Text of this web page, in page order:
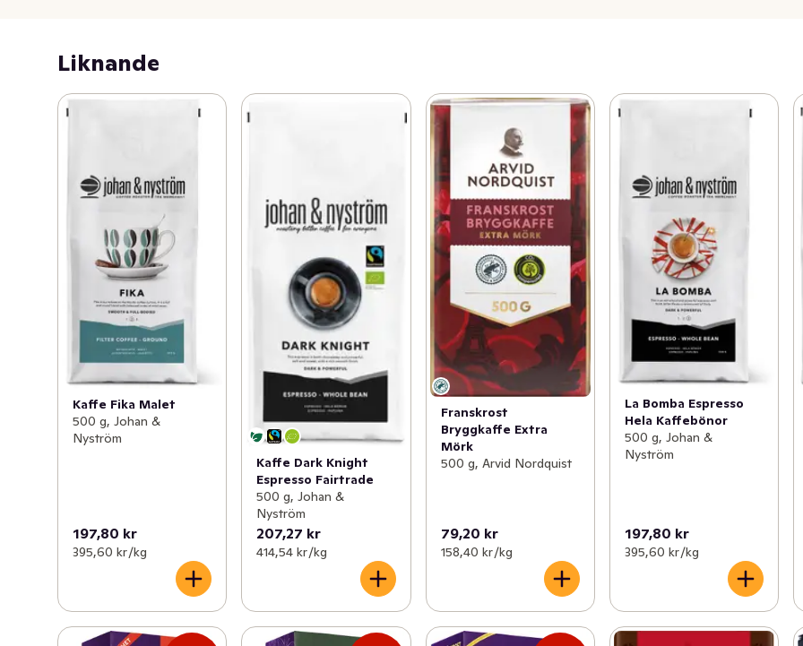
Liknande
Kaffe Fika Malet
500 g, Johan &
Nyström
197,80 kr
395,60 kr /kg
Kaffe Dark Knight
Espresso Fairtrade
500 g, Johan &
Nyström
207,27 kr
414,54 kr /kg
Franskrost
Bryggkaffe Extra
Mörk
500 g, Arvid Nordquist
79,20 kr
158,40 kr /kg
La Bomba Espresso
Hela Kaffebönor
500 g, Johan &
Nyström
197,80 kr
395,60 kr /kg